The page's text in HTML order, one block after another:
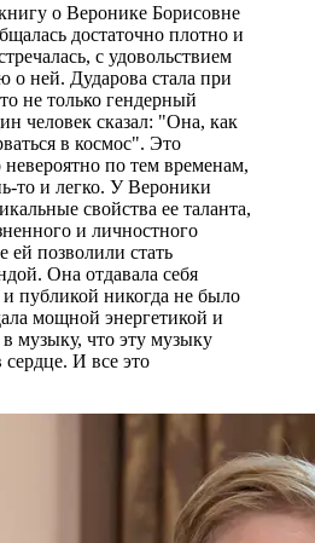
о Веронике Борисовне
достаточно плотно и
с удовольствием
о ней. Дударова стала при
не только гендерный
человек сказал: "Она, как
в космос". Это
по тем временам,
то и легко. У Вероники
свойства ее таланта,
и личностного
ей позволили стать
Она отдавала себя
публикой никогда не было
мощной энергетикой и
музыку, что эту музыку
И все это